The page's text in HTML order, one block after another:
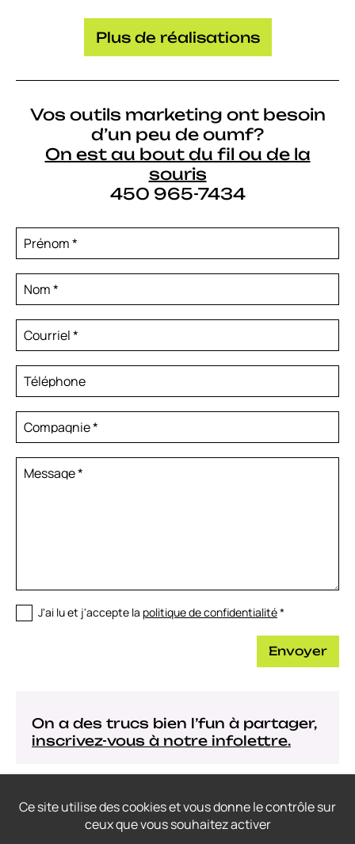
Ce site utilise des cookies et vous donne le contrôle sur
ceux que vous souhaitez activer
Pochette corporative, carte d'affaire et
Plus de réalisations
Vos outils marketing ont besoin
d’un peu de oumf?
On est au bout du fil ou de la
souris
450 965-7434
Prénom*
Nom*
Courriel*
Téléphone
Compagnie*
Message*
J'ai lu et j'accepte la politique de confidentialité*
Envoyer
On a des trucs bien l’fun à partager,
inscrivez-vous à notre infolettre.
Thrace Graphistes Conseil